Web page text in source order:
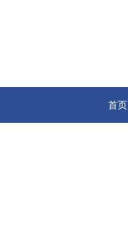
首页